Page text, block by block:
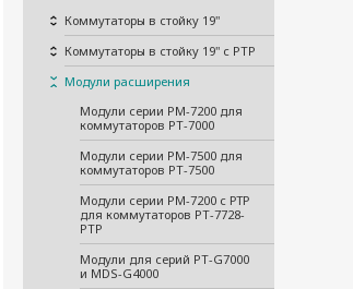
Коммутаторы в стойку 19"
Коммутаторы в стойку 19" с PTP
Модули расширения
Модули серии PM-7200 для
коммутаторов PT-7000
Модули серии PM-7500 для
коммутаторов PT-7500
Модули серии PM-7200 с РТР
для коммутаторов PT-7728-
PTP
Модули для серий PT-G7000
и MDS-G4000